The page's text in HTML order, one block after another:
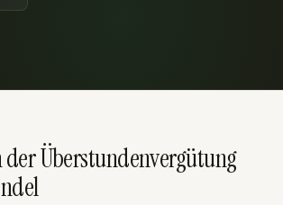
Überstundenvergütung